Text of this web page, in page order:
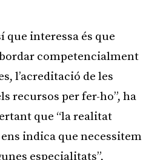
que interessa és que
competencialment
l’acreditació de les
recursos per fer-ho”, ha
que “la realitat
indica que necessitem
especialitats”,